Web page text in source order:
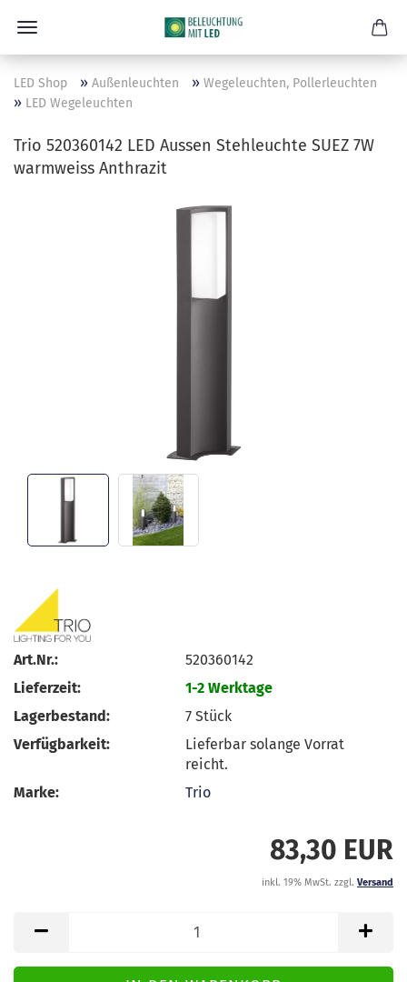
LED Shop » Außenleuchten » Wegeleuchten, Pollerleuchten
» LED Wegeleuchten
Trio 520360142 LED Aussen Stehleuchte SUEZ 7W
warmweiss Anthrazit
Art.Nr.:
520360142
Lieferzeit:
1-2 Werktage
Lagerbestand:
7Stück
Verfügbarkeit:
Lieferbar solange Vorrat
reicht.
Marke:
Trio
83,30 EUR
inkl. 19% MwSt. zzgl. Versand